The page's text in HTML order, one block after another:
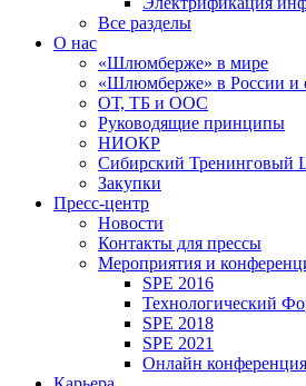
Все разделы
О нас
«Шлюмберже» в мире
«Шлюмберже» в России и
ОТ, ТБ и ООС
Руководящие принципы
НИОКР
Сибирский Тренинговый
Закупки
Пресс-центр
Новости
Контакты для прессы
Мероприятия и
SPE 2016
Технологический
SPE 2018
SPE 2021
Онлайн